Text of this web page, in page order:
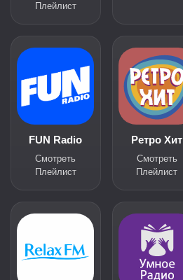
Плейлист
FUN Radio
Смотреть
Плейлист
Ретро Хит
Смотреть
Плейлист